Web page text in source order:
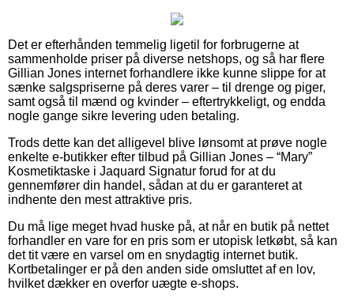
Det er efterhånden temmelig ligetil for forbrugerne at
sammenholde priser på diverse netshops, og så har flere
Gillian Jones internet forhandlere ikke kunne slippe for at
sænke salgspriserne på deres varer – til drenge og piger,
samt også til mænd og kvinder – eftertrykkeligt, og endda
nogle gange sikre levering uden betaling.
Trods dette kan det alligevel blive lønsomt at prøve nogle
enkelte e-butikker efter tilbud på Gillian Jones – “Mary”
Kosmetiktaske i Jaquard Signatur forud for at du
gennemfører din handel, sådan at du er garanteret at
indhente den mest attraktive pris.
Du må lige meget hvad huske på, at når en butik på nettet
forhandler en vare for en pris som er utopisk letkøbt, så kan
det tit være en varsel om en snydagtig internet butik.
Kortbetalinger er på den anden side omsluttet af en lov,
hvilket dækker en overfor uægte e-shops.